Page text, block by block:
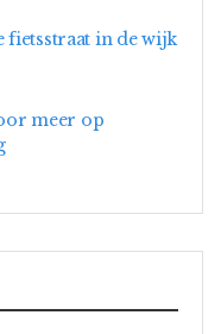
fietsstraat in de wijk
meer op